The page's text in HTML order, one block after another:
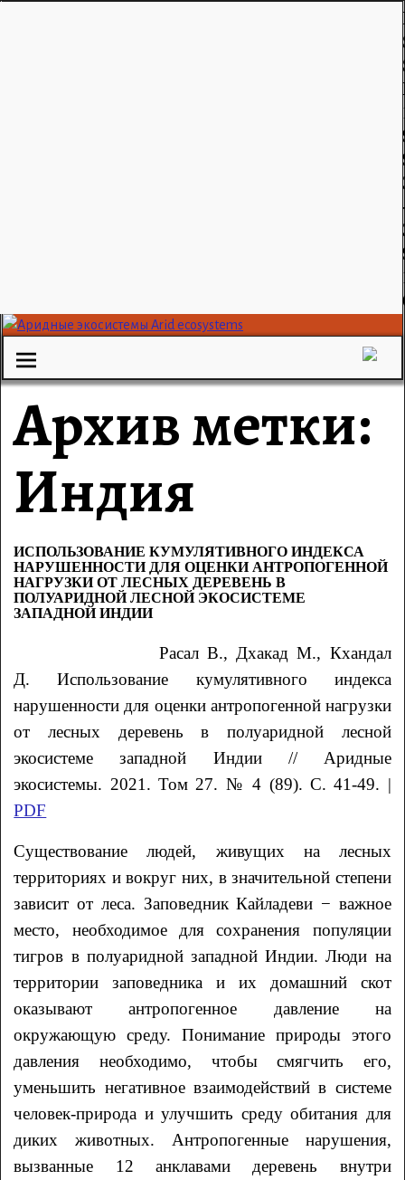
Архив метки:
Индия
ИСПОЛЬЗОВАНИЕ КУМУЛЯТИВНОГО ИНДЕКСА
НАРУШЕННОСТИ ДЛЯ ОЦЕНКИ АНТРОПОГЕННОЙ
НАГРУЗКИ ОТ ЛЕСНЫХ ДЕРЕВЕНЬ В
ПОЛУАРИДНОЙ ЛЕСНОЙ ЭКОСИСТЕМЕ
ЗАПАДНОЙ ИНДИИ
Расал В., ДхакадМ., Кхандал
Д. Использование кумулятивного индекса
нарушенности для оценки антропогенной нагрузки
от лесных деревень в полуаридной лесной
экосистеме западной Индии // Аридные
экосистемы. 2021. Том 27. № 4 (89). С. 41-49. |
PDF
Существование людей, живущих на лесных
территориях и вокруг них, в значительной степени
зависит от леса. Заповедник Кайладеви − важное
место, необходимое для сохранения популяции
тигров в полуаридной западной Индии. Люди на
территории заповедника и их домашний скот
оказывают антропогенное давление на
окружающую среду. Понимание природы этого
давления необходимо, чтобы смягчить его,
уменьшить негативное взаимодействий в системе
человек-природа и улучшить среду обитания для
диких животных. Антропогенные нарушения,
вызванные 12 анклавами деревень внутри